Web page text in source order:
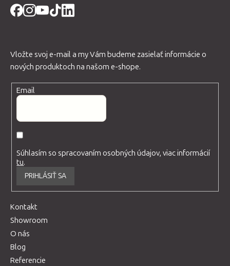
Vložte svoj e-mail a my Vám budeme zasielať informácie o
nových produktoch na našom e-shope.
Email
Súhlasím so spracovaním osobných údajov, viac informácií
tu.
PRIHLÁSIŤ SA
Kontakt
Showroom
O nás
Blog
Referencie